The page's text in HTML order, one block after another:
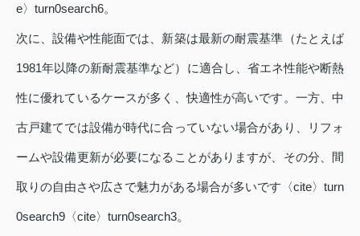
e〉turn0search6。
次に、設備や性能面では、新築は最新の耐震基準（たとえば
1981年以降の新耐震基準など）に適合し、省エネ性能や断熱
性に優れているケースが多く、快適性が高いです。一方、中
古戸建てでは設備が時代に合っていない場合があり、リフォ
ームや設備更新が必要になることがありますが、その分、間
取りの自由さや広さで魅力がある場合が多いです〈cite〉turn
0search9〈cite〉turn0search3。